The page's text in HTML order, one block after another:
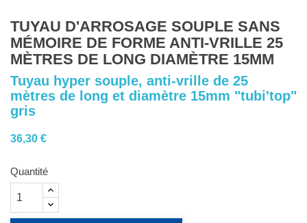
TUYAU D'ARROSAGE SOUPLE SANS
MÉMOIRE DE FORME ANTI-VRILLE 25
MÈTRES DE LONG DIAMÈTRE 15MM
Tuyau hyper souple, anti-vrille de 25
mètres de long et diamètre 15mm "tubi'top"
gris
36,30 €
Quantité